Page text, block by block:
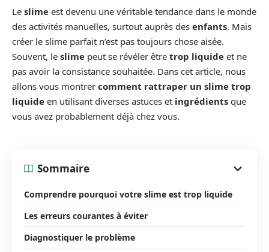
Le slime est devenu une véritable tendance dans le monde
des activités manuelles, surtout auprès des enfants. Mais
créer le slime parfait n’est pas toujours chose aisée.
Souvent, le slime peut se révéler être trop liquide et ne
pas avoir la consistance souhaitée. Dans cet article, nous
allons vous montrer comment rattraper un slime trop
liquide en utilisant diverses astuces et ingrédients que
vous avez probablement déjà chez vous.
Sommaire
Comprendre pourquoi votre slime est trop liquide
Les erreurs courantes à éviter
Diagnostiquer le problème